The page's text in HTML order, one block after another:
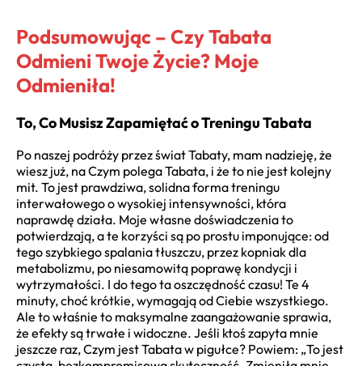
Podsumowując – Czy Tabata
Odmieni Twoje Życie? Moje
Odmieniła!
To, Co Musisz Zapamiętać o Treningu Tabata
Po naszej podróży przez świat Tabaty, mam nadzieję, że
wiesz już, na Czym polega Tabata, i że to nie jest kolejny
mit. To jest prawdziwa, solidna forma treningu
interwałowego o wysokiej intensywności, która
naprawdę działa. Moje własne doświadczenia to
potwierdzają, a te korzyści są po prostu imponujące: od
tego szybkiego spalania tłuszczu, przez kopniak dla
metabolizmu, po niesamowitą poprawę kondycji i
wytrzymałości. I do tego ta oszczędność czasu! Te 4
minuty, choć krótkie, wymagają od Ciebie wszystkiego.
Ale to właśnie to maksymalne zaangażowanie sprawia,
że efekty są trwałe i widoczne. Jeśli ktoś zapyta mnie
jeszcze raz, Czym jest Tabata w pigułce? Powiem: „To jest